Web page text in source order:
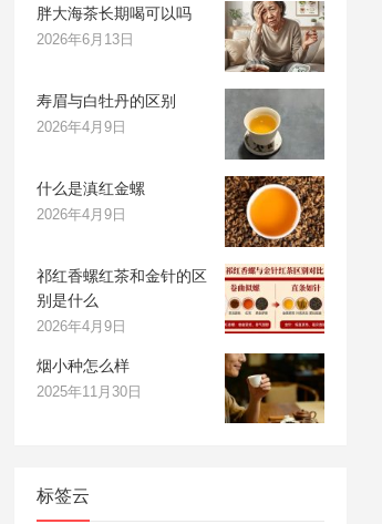
胖大海茶长期喝可以吗
2026年6月13日
寿眉与白牡丹的区别
2026年4月9日
什么是滇红金螺
2026年4月9日
祁红香螺红茶和金针的区
别是什么
2026年4月9日
烟小种怎么样
2025年11月30日
标签云